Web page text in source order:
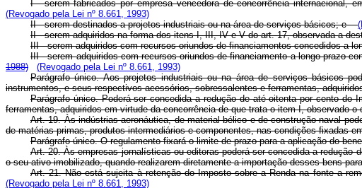
I - serem fabricados por empresa vencedora de concorrência
(Revogado pela Lei nº 8.661, 1993)
II - serem destinados a projetos industriais ou na área de serviços básicos; e
II - serem adquiridos na forma dos itens I, III, IV e V do art. 17, observada a
III - serem adquiridos com recursos oriundos de financiamentos concedidos a
III - serem adquiridos com recursos oriundos de financiamento a longo prazo
1988)
(Revogado pela Lei nº 8.661, 1993)
Parágrafo único. Aos projetos industriais ou na área de serviços básicos
instrumentos, e seus respectivos acessórios, sobressalentes e ferramentas,
Parágrafo único. Poderá ser concedida a redução de até oitenta por cento
ferramentas, adquiridos em virtude da concorrência de que trata o item I, observado
Art. 19. Às indústrias aeronáutica, de material bélico e de construção naval
de matérias-primas, produtos intermediários e componentes, nas condições fixadas
Parágrafo único. O regulamento fixará o limite de prazo para a aplicação do
Art. 20. Às empresas jornalísticas ou editoras poderá ser concedida a redução
o seu ativo imobilizado, quando realizarem diretamente a importação desses bens
Art. 21. Não está sujeita à retenção do Imposto sobre a Renda na fonte a
(Revogado pela Lei nº 8.661, 1993)